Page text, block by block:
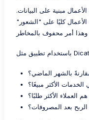
الأعمال مبنية على البيانات.
الأعمال كليًا على "الشعور"
بالشهر الماضي؟
الخدمات الأكثر مبيعًا؟
العملاء الأكثر طلبًا؟
بعد المصروفات؟